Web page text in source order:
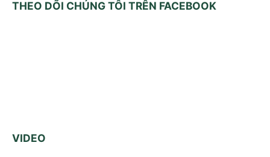
THEO DÕI CHÚNG TÔI TRÊN FACEBOOK
VIDEO